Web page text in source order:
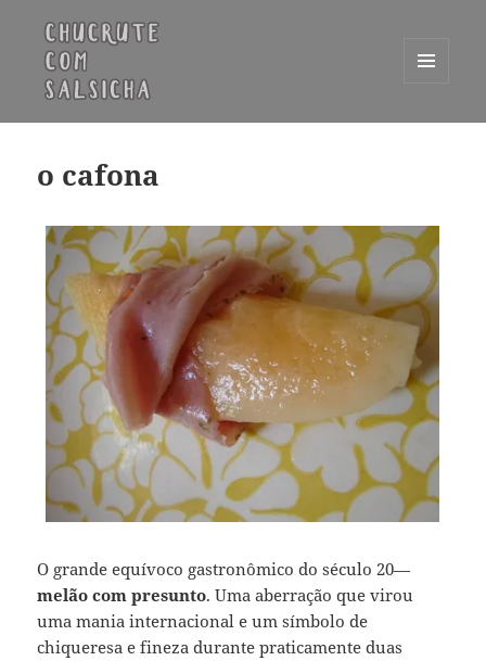
WIDGETS
o cafona
O grande equívoco gastronômico do século 20—
melão com presunto. Uma aberração que virou
uma mania internacional e um símbolo de
chiqueresa e fineza durante praticamente duas